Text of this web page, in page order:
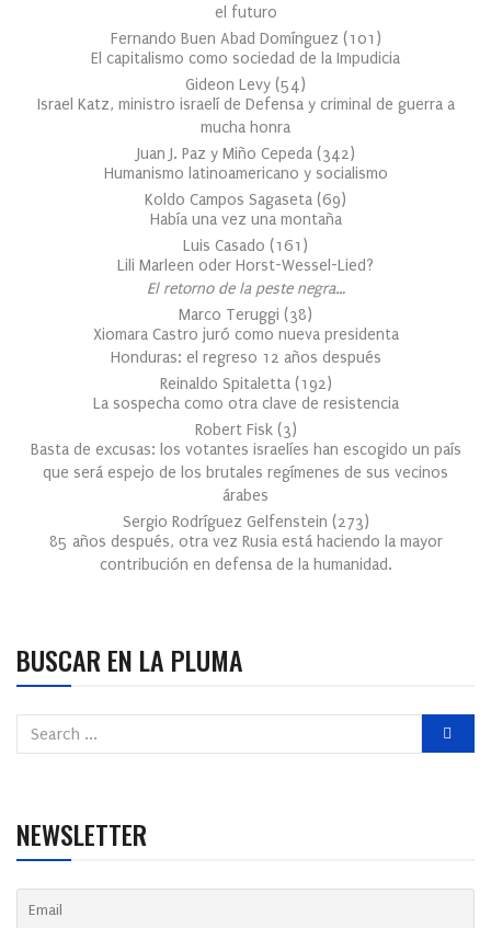
el futuro
Fernando Buen Abad Domínguez (101 )
El capitalismo como sociedad de la Impudicia
Gideon Levy (54)
Israel Katz, ministro israelí de Defensa y criminal de guerra a
mucha honra
Juan J. Paz y Miño Cepeda (342)
Humanismo latinoamericano y socialismo
Koldo Campos Sagaseta (69)
Había una vez una montaña
Luis Casado (161 )
Lili Marleen oder Horst-Wessel-Lied?
El retorno de la peste negra…
Marco Teruggi (38)
Xiomara Castro juró como nueva presidenta
Honduras: el regreso 12 años después
Reinaldo Spitaletta (192)
La sospecha como otra clave de resistencia
Robert Fisk (3)
Basta de excusas: los votantes israelíes han escogido un país
que será espejo de los brutales regímenes de sus vecinos
árabes
Sergio Rodríguez Gelfenstein (273)
85 años después, otra vez Rusia está haciendo la mayor
contribución en defensa de la humanidad.
BUSCAR EN LA PLUMA
NEWSLETTER